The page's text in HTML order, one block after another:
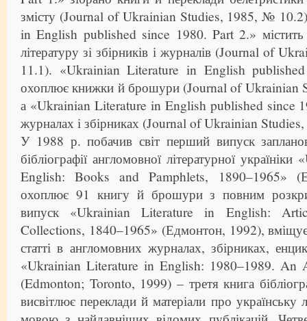
змісту (Journal of Ukrainian Studies, 1985, №
in English published since 1980. Part 2.» містить
літературу зі збірників і журналів (Journal of
11.1). «Ukrainian Literature in English
охоплює книжки й брошури (Journal of Ukrainian
а «Ukrainian Literature in English published since
журналах і збірниках (Journal of Ukrainian
У 1988 р. побачив світ перший випуск
бібліографії англомовної літературної
English: Books and Pamphlets, 1890–1965»
охоплює 91 книгу й брошури з повним
випуск «Ukrainian Literature in English:
Collections, 1840–1965» (Едмонтон, 1992), вміщує
статті в англомовних журналах, збірниках,
«Ukrainian Literature in English: 1980–1989. An
(Edmonton; Toronto, 1999) – третя книга
висвітлює переклади й матеріали про українську